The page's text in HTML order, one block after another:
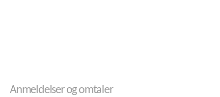
Anmeldelser og omtaler